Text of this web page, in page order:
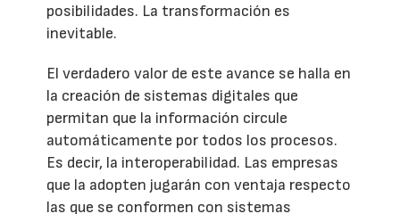
posibilidades. La transformación es
inevitable.
El verdadero valor de este avance se halla en
la creación de sistemas digitales que
permitan que la información circule
automáticamente por todos los procesos.
Es decir, la interoperabilidad. Las empresas
que la adopten jugarán con ventaja respecto
las que se conformen con sistemas